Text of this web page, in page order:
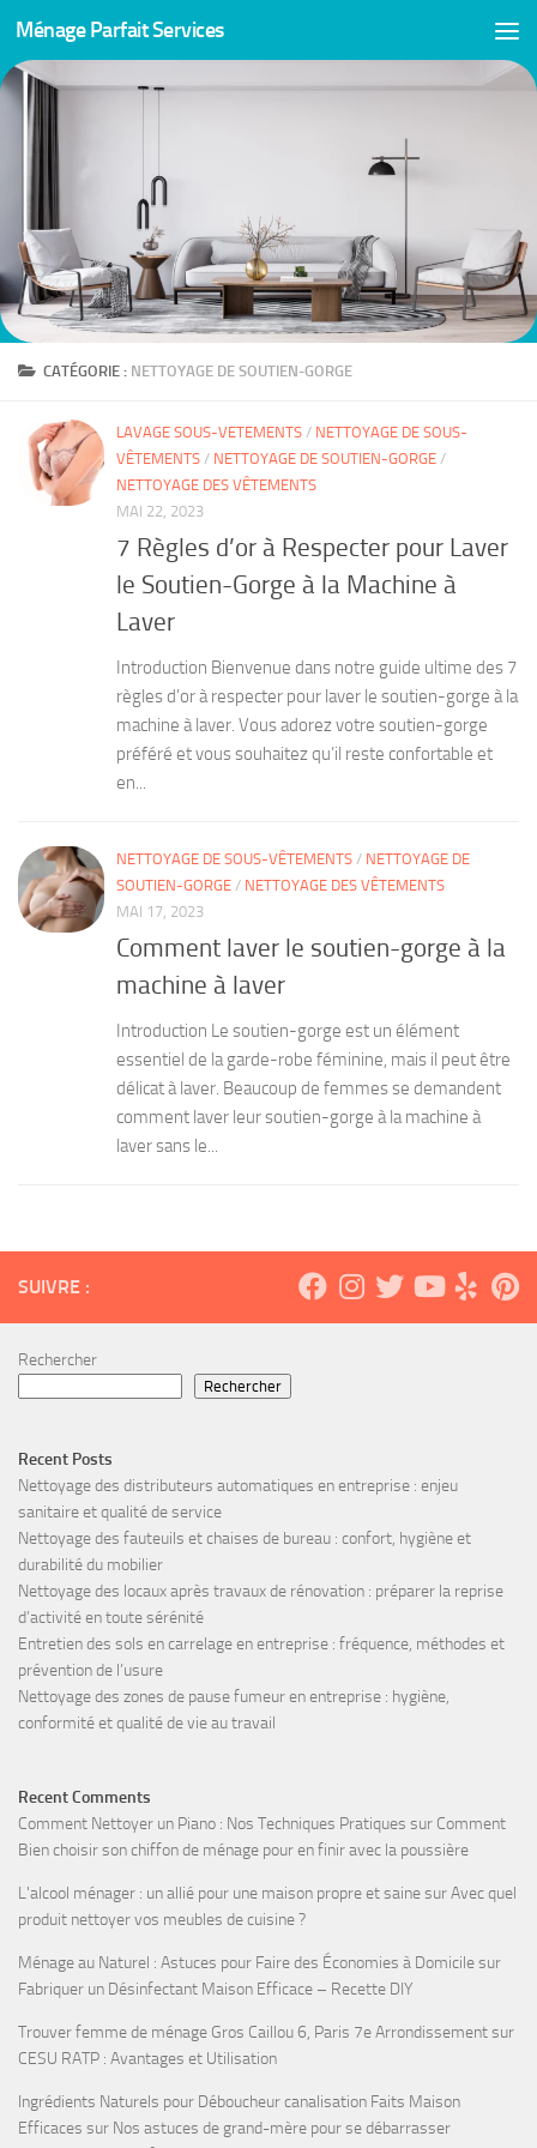
Skip to content
Ménage Parfait Services
CATÉGORIE : NETTOYAGE DE SOUTIEN-GORGE
LAVAGE SOUS-VETEMENTS / NETTOYAGE DE SOUS-
VÊTEMENTS / NETTOYAGE DE SOUTIEN-GORGE /
NETTOYAGE DES VÊTEMENTS
MAI 22, 2023
7 Règles d’or à Respecter pour Laver
le Soutien-Gorge à la Machine à
Laver
Introduction Bienvenue dans notre guide ultime des 7
règles d’or à respecter pour laver le soutien-gorge à la
machine à laver. Vous adorez votre soutien-gorge
préféré et vous souhaitez qu’il reste confortable et
en...
NETTOYAGE DE SOUS-VÊTEMENTS / NETTOYAGE DE
SOUTIEN-GORGE / NETTOYAGE DES VÊTEMENTS
MAI 17, 2023
Comment laver le soutien-gorge à la
machine à laver
Introduction Le soutien-gorge est un élément
essentiel de la garde-robe féminine, mais il peut être
délicat à laver. Beaucoup de femmes se demandent
comment laver leur soutien-gorge à la machine à
laver sans le...
SUIVRE :
Rechercher
Rechercher
Recent Posts
Nettoyage des distributeurs automatiques en entreprise : enjeu
sanitaire et qualité de service
Nettoyage des fauteuils et chaises de bureau : confort, hygiène et
durabilité du mobilier
Nettoyage des locaux après travaux de rénovation : préparer la reprise
d’activité en toute sérénité
Entretien des sols en carrelage en entreprise : fréquence, méthodes et
prévention de l’usure
Nettoyage des zones de pause fumeur en entreprise : hygiène,
conformité et qualité de vie au travail
Recent Comments
Comment Nettoyer un Piano : Nos Techniques Pratiques sur Comment
Bien choisir son chiffon de ménage pour en finir avec la poussière
L'alcool ménager : un allié pour une maison propre et sainesurAvec quel
produit nettoyer vos meubles de cuisine ?
Ménage au Naturel : Astuces pour Faire des Économies à Domicilesur
Fabriquer un Désinfectant Maison Efficace – Recette DIY
Trouver femme de ménage Gros Caillou 6, Paris 7e Arrondissementsur
CESU RATP : Avantages et Utilisation
Ingrédients Naturels pour Déboucheur canalisation Faits Maison
Efficaces sur Nos astuces de grand-mère pour se débarrasser